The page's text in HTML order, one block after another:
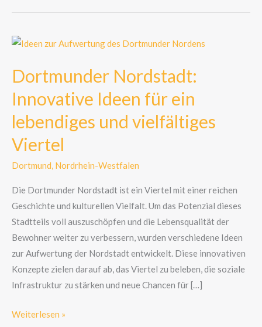
Dortmunder Nordstadt:
Innovative Ideen für ein
lebendiges und vielfältiges
Viertel
Dortmund, Nordrhein-Westfalen
Die Dortmunder Nordstadt ist ein Viertel mit einer reichen
Geschichte und kulturellen Vielfalt. Um das Potenzial dieses
Stadtteils voll auszuschöpfen und die Lebensqualität der
Bewohner weiter zu verbessern, wurden verschiedene Ideen
zur Aufwertung der Nordstadt entwickelt. Diese innovativen
Konzepte zielen darauf ab, das Viertel zu beleben, die soziale
Infrastruktur zu stärken und neue Chancen für […]
Dortmunder
Innovative
für
ein
lebendiges
und
vielfältiges
Weiterlesen »